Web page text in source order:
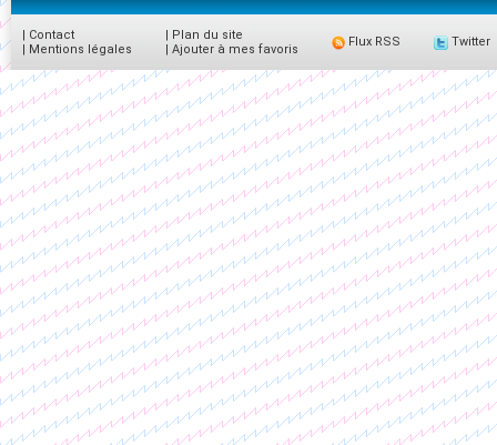
| Contact
| Mentions légales
| Plan du site
| Ajouter à mes favoris
Flux RSS Twitter